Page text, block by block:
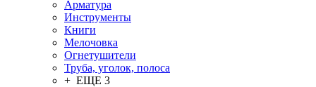
Арматура
Инструменты
Книги
Мелочовка
Огнетушители
Труба, уголок, полоса
+ ЕЩЕ 3